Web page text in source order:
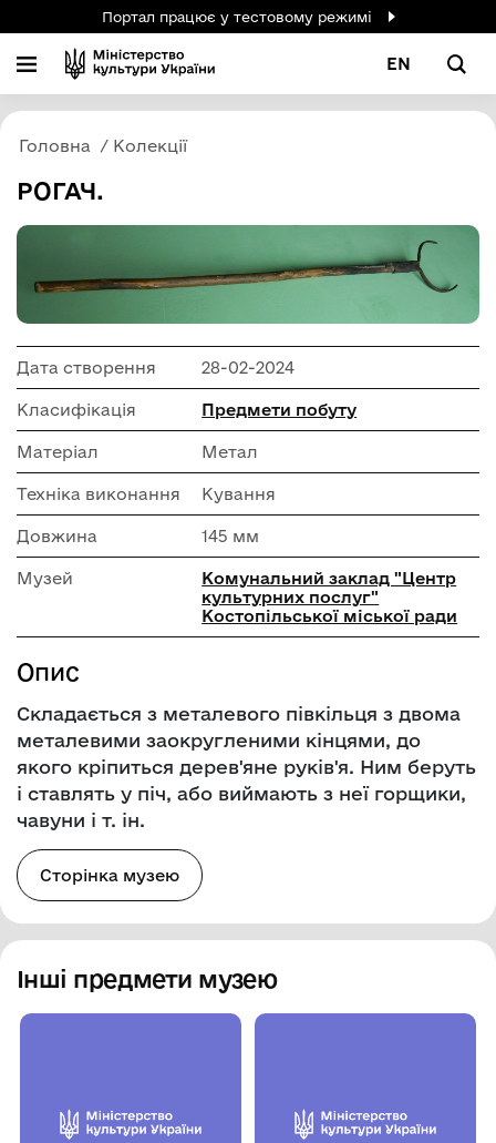
Портал працює у тестовому режимі
EN
Головна Колекції
РОГАЧ.
Дата створення 28-02-2024
Класифікація Предмети побуту
Матеріал Метал
Техніка виконання Кування
Довжина 145 мм
Музей
Комунальний заклад "Центр
культурних послуг"
Костопільської міської ради
Опис
Складається з металевого півкільця з двома
металевими заокругленими кінцями, до
якого кріпиться дерев'яне руків'я. Ним беруть
і ставлять у піч, або виймають з неї горщики,
чавуни і т. ін.
Сторінка музею
Інші предмети музею